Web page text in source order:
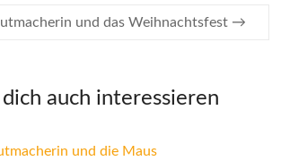
und das Weihnachtsfest →
auch interessieren